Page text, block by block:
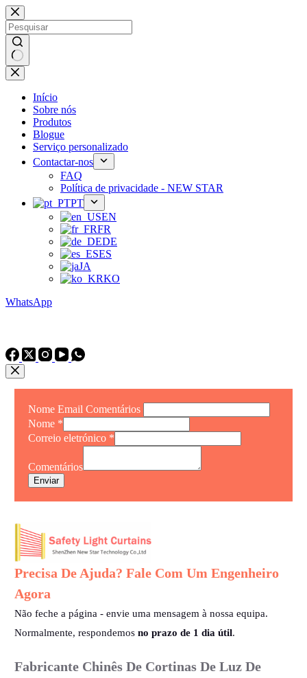
Saltar
para
o
conteúdo
Sem
resultados
Início
Sobre nós
Produtos
Blogue
Serviço personalizado
Contactar-nos
FAQ
Política de privacidade - NEW STAR
PT
EN
FR
DE
ES
JA
KO
WhatsApp
Nome Email Comentários
Nome *
Correio eletrónico *
Comentários
Enviar
Precisa De Ajuda? Fale Com Um Engenheiro
Agora
Não feche a página - envie uma mensagem à nossa equipa.
Normalmente, respondemosno prazo de 1 dia útil.
Fabricante Chinês De Cortinas De Luz De